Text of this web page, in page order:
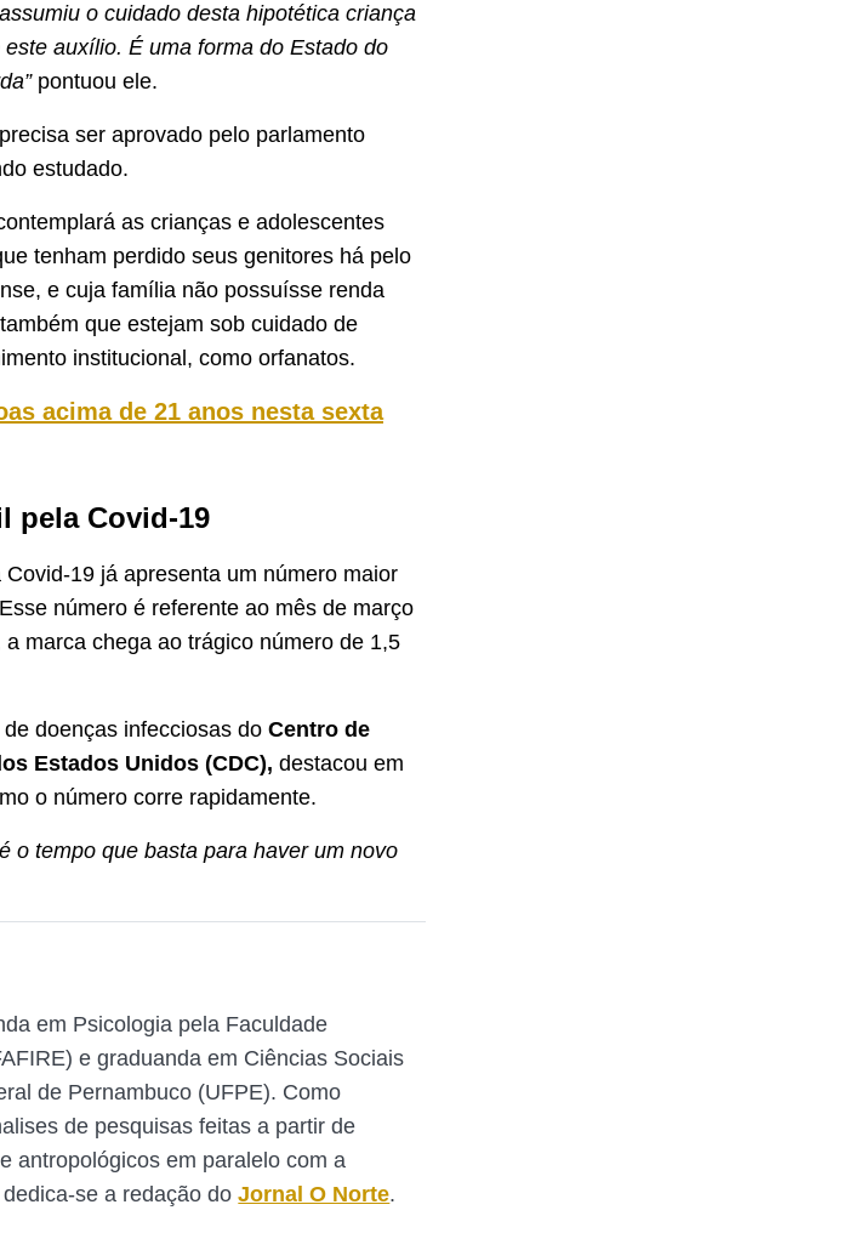
o cuidado desta hipotética criança
auxílio. É uma forma do Estado do
pontuou ele.
ser aprovado pelo parlamento
estudado.
as crianças e adolescentes
tenham perdido seus genitores há pelo
e cuja família não possuísse renda
que estejam sob cuidado de
institucional, como orfanatos.
acima de 21 anos nesta sexta
pela Covid-19
19 já apresenta um número maior
número é referente ao mês de março
marca chega ao trágico número de 1,5
doenças infecciosas do Centro de
Estados Unidos (CDC), destacou em
o número corre rapidamente.
o tempo que basta para haver um novo
em Psicologia pela Faculdade
e graduanda em Ciências Sociais
de Pernambuco (UFPE). Como
de pesquisas feitas a partir de
antropológicos em paralelo com a
se a redação do Jornal O Norte.